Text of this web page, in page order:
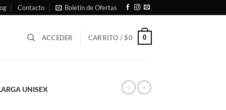
Contacto Boletin de Ofertas
ACCEDER CARRITO /$0 0
UNISEX